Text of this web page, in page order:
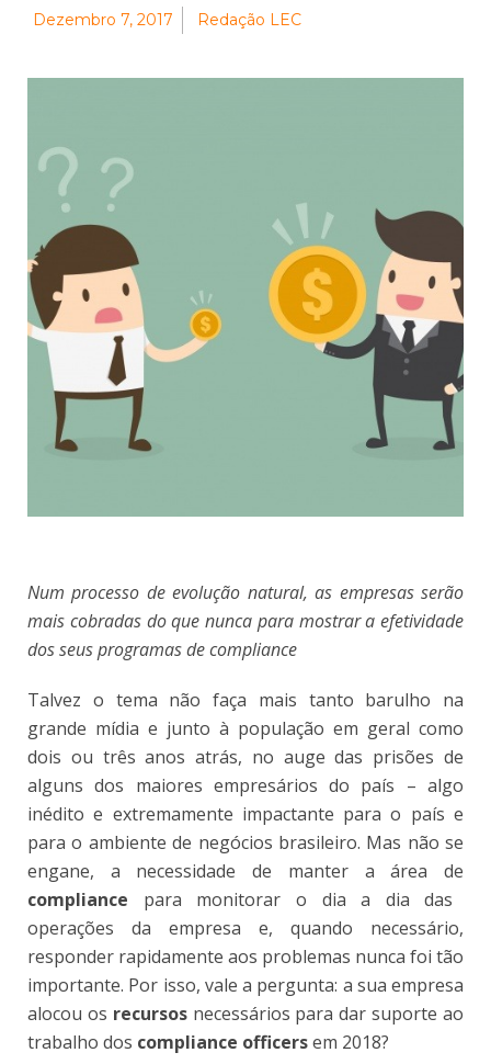
Dezembro 7, 2017 Redação LEC
Num processo de evolução natural, as empresas serão
mais cobradas do que nunca para mostrar a efetividade
dos seus programas de compliance
Talvez o tema não faça mais tanto barulho na
grande mídia e junto à população em geral como
dois ou três anos atrás, no auge das prisões de
alguns dos maiores empresários do país – algo
inédito e extremamente impactante para o país e
para o ambiente de negócios brasileiro. Mas não se
engane, a necessidade de manter a área de
compliance para monitorar o dia a dia das
operações da empresa e, quando necessário,
responder rapidamente aos problemas nunca foi tão
importante. Por isso, vale a pergunta: a sua empresa
alocou os recursosnecessários para dar suporte ao
trabalho dos compliance officersem 2018?